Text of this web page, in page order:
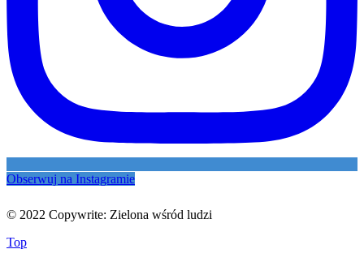
Obserwuj na Instagramie
© 2022 Copywrite: Zielona wśród ludzi
Top